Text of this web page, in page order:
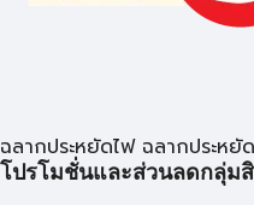
ฉลากประหยัดไฟ ฉลากประหยั
โปรโมชั่นและส่วนลดกลุ่ม